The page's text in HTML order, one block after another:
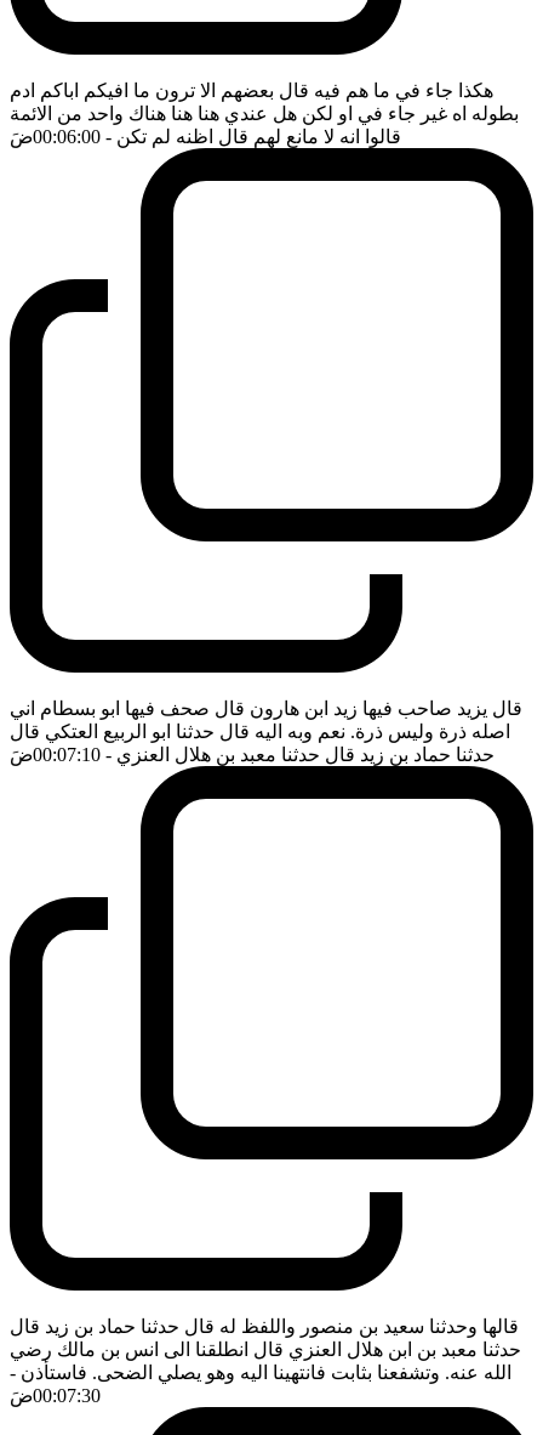
هكذا جاء في ما هم فيه قال بعضهم الا ترون ما افيكم اباكم ادم
بطوله اه غير جاء في او لكن هل عندي هنا هنا هناك واحد من الائمة
قالوا انه لا مانع لهم قال اظنه لم تكن - 00:06:00 ضَ
قال يزيد صاحب فيها زيد ابن هارون قال صحف فيها ابو بسطام اني
اصله ذرة وليس ذرة. نعم وبه اليه قال حدثنا ابو الربيع العتكي قال
حدثنا حماد بن زيد قال حدثنا معبد بن هلال العنزي - 00:07:10 ضَ
قالها وحدثنا سعيد بن منصور واللفظ له قال حدثنا حماد بن زيد قال
حدثنا معبد بن ابن هلال العنزي قال انطلقنا الى انس بن مالك رضي
الله عنه. وتشفعنا بثابت فانتهينا اليه وهو يصلي الضحى. فاستأذن -
00:07:30ضَ